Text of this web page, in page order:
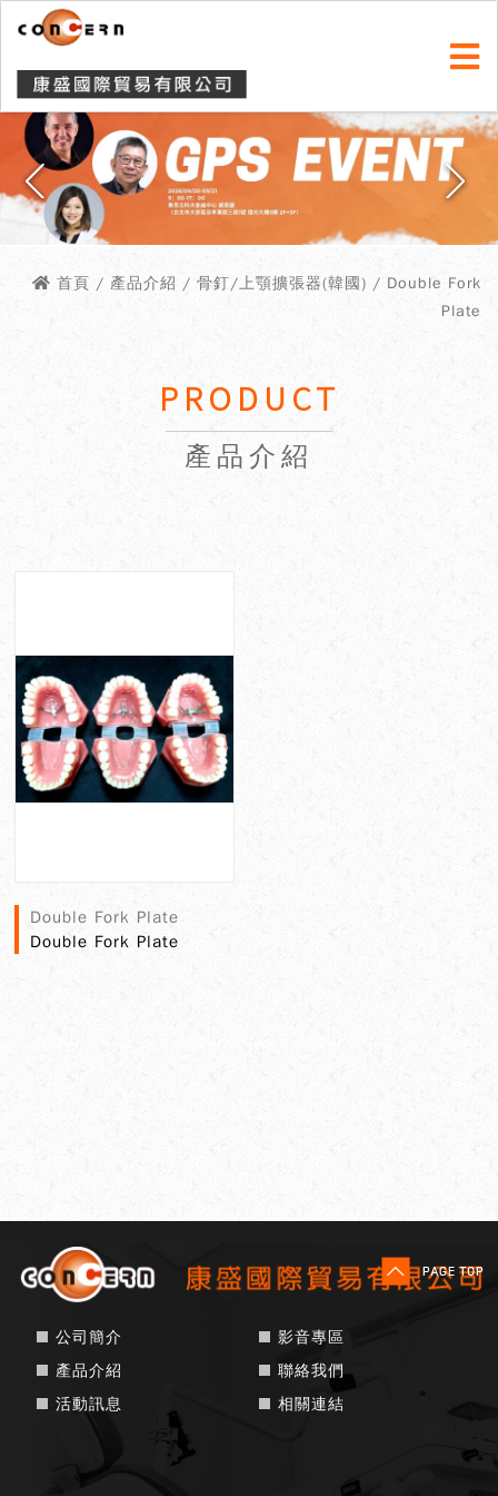
首頁 / 產品介紹 / 骨釘/上顎擴張器(韓國) / Double Fork
Plate
PRODUCT
產品介紹
Double Fork Plate
Double Fork Plate
公司簡介
產品介紹
活動訊息
影音專區
聯絡我們
相關連結